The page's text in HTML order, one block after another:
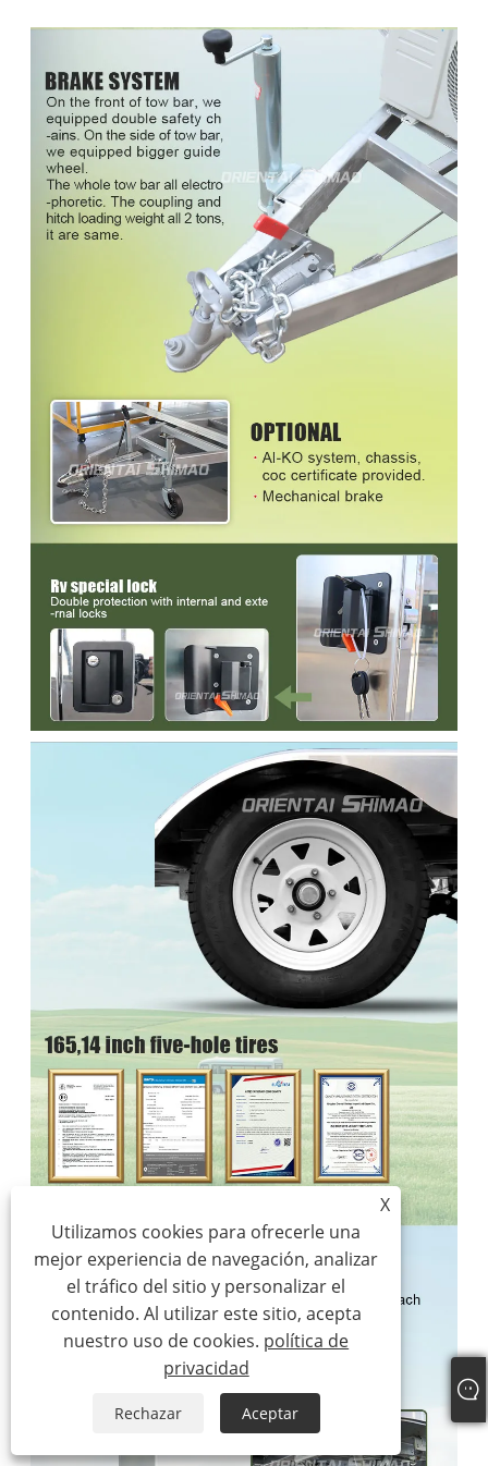
X
Utilizamos cookies para ofrecerle una
mejor experiencia de navegación, analizar
el tráfico del sitio y personalizar el
contenido. Al utilizar este sitio, acepta
nuestro uso de cookies. política de
privacidad
Rechazar Aceptar